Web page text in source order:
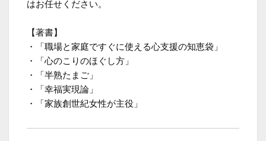
はお任せください。
【著書】
・「職場と家庭ですぐに使える心支援の知恵袋」
・「心のこりのほぐし方」
・「半熟たまご」
・「幸福実現論」
・「家族創世紀女性が主役」